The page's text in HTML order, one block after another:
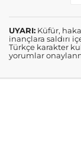
UYARI: Küfür,
inançlara saldırı
Türkçe karakter
yorumlar